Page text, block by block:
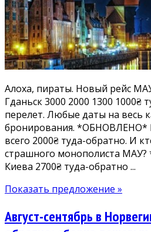
5*
И
еще
от
850₴
туда-
из
Киева
1700₴.
билеты
Алоха, пираты. Новый рейс
Гданьск 3000 2000 1300 1000₴
перелет. Любые даты на весь
бронирования. *ОБНОВЛЕНО*
всего 2000₴ туда-обратно. И
страшного монополиста
Киева 2700₴ туда-обратно ...
Показать предложение »
Август-сентябрь в